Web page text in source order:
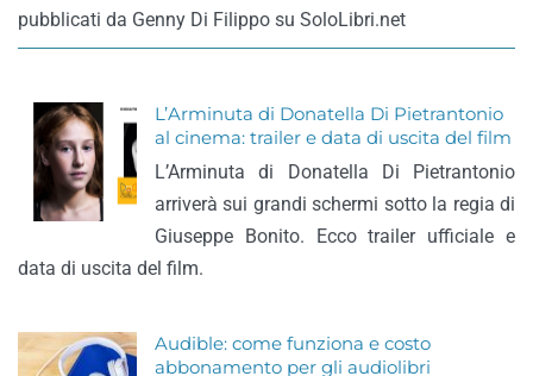
pubblicati da Genny Di Filippo su SoloLibri.net
L’Arminuta di Donatella Di Pietrantonio
al cinema: trailer e data di uscita del film
L’Arminuta di Donatella Di Pietrantonio
arriverà sui grandi schermi sotto la regia di
Giuseppe Bonito. Ecco trailer ufficiale e
data di uscita del film.
Audible: come funziona e costo
abbonamento per gli audiolibri